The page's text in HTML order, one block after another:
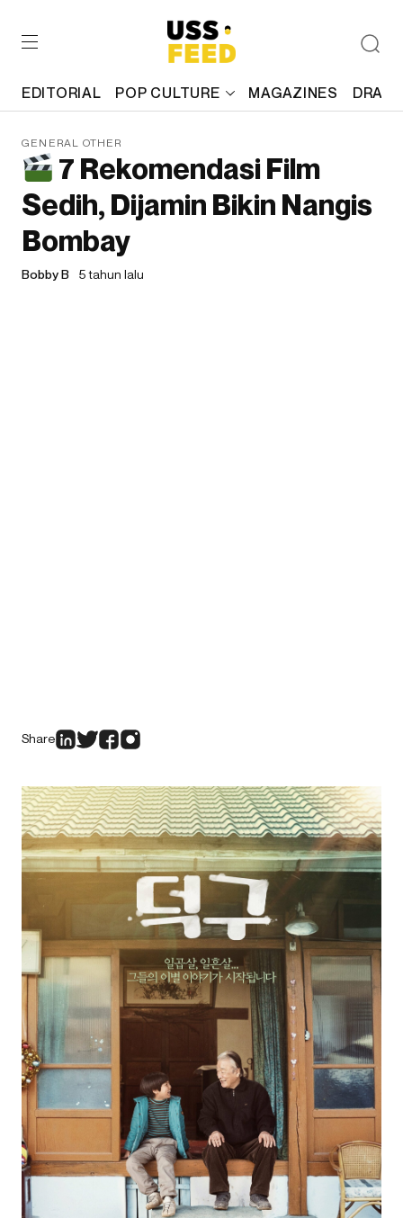
EDITORIAL POP CULTURE MAGAZINES
GENERAL OTHER
7 Rekomendasi Film
Sedih, Dijamin Bikin Nangis
Bombay
Bobby B 5 tahun lalu
Share